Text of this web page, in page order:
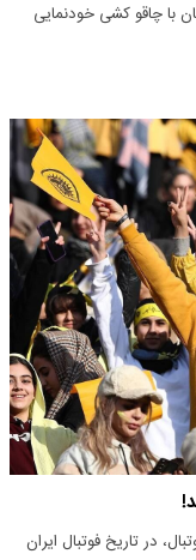
با چاقو کشی خودنمایی
در تاریخ فوتبال ایران